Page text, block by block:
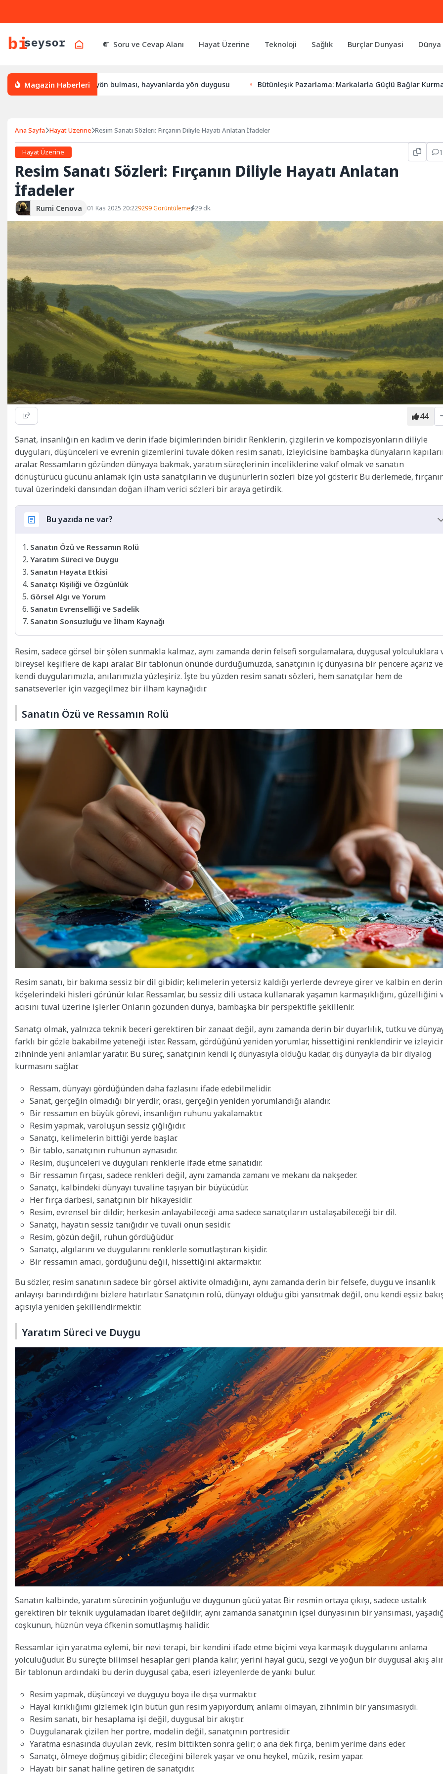
Soru ve Cevap Alanı Hayat Üzerine Teknoloji Sağlık Burçlar Dunyasi
Magazin Haberleri
bulur, leylek yön bulması, hayvanlarda yön duygusu Bütünleşik Pazarlama: Markalarla Güçlü Bağlar Kurmanın Anahtarı
Ana Sayfa Hayat Üzerine Resim Sanatı Sözleri: Fırçanın Diliyle Hayatı Anlatan İfadeler
Hayat Üzerine
Resim Sanatı Sözleri: Fırçanın Diliyle Hayatı Anlatan
İfadeler
Rumi Cenova 01 Kas 2025 20:229299 Görüntüleme 29 dk.
44
Sanat, insanlığın en kadim ve derin ifade biçimlerinden biridir. Renklerin, çizgilerin ve kompozisyonların diliyle
duyguları, düşünceleri ve evrenin gizemlerini tuvale döken resim sanatı, izleyicisine bambaşka dünyaların
aralar. Ressamların gözünden dünyaya bakmak, yaratım süreçlerinin inceliklerine vakıf olmak ve sanatın
dönüştürücü gücünü anlamak için usta sanatçıların ve düşünürlerin sözleri bize yol gösterir. Bu derlemede,
tuval üzerindeki dansından doğan ilham verici sözleri bir araya getirdik.
Bu yazıda ne var?
Sanatın Özü ve Ressamın Rolü
Yaratım Süreci ve Duygu
Sanatın Hayata Etkisi
Sanatçı Kişiliği ve Özgünlük
Görsel Algı ve Yorum
Sanatın Evrenselliği ve Sadelik
Sanatın Sonsuzluğu ve İlham Kaynağı
Resim, sadece görsel bir şölen sunmakla kalmaz, aynı zamanda derin felsefi sorgulamalara, duygusal yolculuklara
bireysel keşiflere de kapı aralar. Bir tablonun önünde durduğumuzda, sanatçının iç dünyasına bir pencere açarız ve
kendi duygularımızla, anılarımızla yüzleşiriz. İşte bu yüzden resim sanatı sözleri, hem sanatçılar hem de
sanatseverler için vazgeçilmez bir ilham kaynağıdır.
Sanatın Özü ve Ressamın Rolü
Resim sanatı, bir bakıma sessiz bir dil gibidir; kelimelerin yetersiz kaldığı yerlerde devreye girer ve kalbin en derin
köşelerindeki hisleri görünür kılar. Ressamlar, bu sessiz dili ustaca kullanarak yaşamın karmaşıklığını, güzelliğini
acısını tuval üzerine işlerler. Onların gözünden dünya, bambaşka bir perspektifle şekillenir.
Sanatçı olmak, yalnızca teknik beceri gerektiren bir zanaat değil, aynı zamanda derin bir duyarlılık, tutku ve
farklı bir gözle bakabilme yeteneği ister. Ressam, gördüğünü yeniden yorumlar, hissettiğini renklendirir ve
zihninde yeni anlamlar yaratır. Bu süreç, sanatçının kendi iç dünyasıyla olduğu kadar, dış dünyayla da bir diyalog
kurmasını sağlar.
Ressam, dünyayı gördüğünden daha fazlasını ifade edebilmelidir.
Sanat, gerçeğin olmadığı bir yerdir; orası, gerçeğin yeniden yorumlandığı alandır.
Bir ressamın en büyük görevi, insanlığın ruhunu yakalamaktır.
Resim yapmak, varoluşun sessiz çığlığıdır.
Sanatçı, kelimelerin bittiği yerde başlar.
Bir tablo, sanatçının ruhunun aynasıdır.
Resim, düşünceleri ve duyguları renklerle ifade etme sanatıdır.
Bir ressamın fırçası, sadece renkleri değil, aynı zamanda zamanı ve mekanı da nakşeder.
Sanatçı, kalbindeki dünyayı tuvaline taşıyan bir büyücüdür.
Her fırça darbesi, sanatçının bir hikayesidir.
Resim, evrensel bir dildir; herkesin anlayabileceği ama sadece sanatçıların ustalaşabileceği bir dil.
Sanatçı, hayatın sessiz tanığıdır ve tuvali onun sesidir.
Resim, gözün değil, ruhun gördüğüdür.
Sanatçı, algılarını ve duygularını renklerle somutlaştıran kişidir.
Bir ressamın amacı, gördüğünü değil, hissettiğini aktarmaktır.
Bu sözler, resim sanatının sadece bir görsel aktivite olmadığını, aynı zamanda derin bir felsefe, duygu ve insanlık
anlayışı barındırdığını bizlere hatırlatır. Sanatçının rolü, dünyayı olduğu gibi yansıtmak değil, onu kendi eşsiz
açısıyla yeniden şekillendirmektir.
Yaratım Süreci ve Duygu
Sanatın kalbinde, yaratım sürecinin yoğunluğu ve duygunun gücü yatar. Bir resmin ortaya çıkışı, sadece ustalık
gerektiren bir teknik uygulamadan ibaret değildir; aynı zamanda sanatçının içsel dünyasının bir yansıması,
coşkunun, hüznün veya öfkenin somutlaşmış halidir.
Ressamlar için yaratma eylemi, bir nevi terapi, bir kendini ifade etme biçimi veya karmaşık duygularını anlama
yolculuğudur. Bu süreçte bilimsel hesaplar geri planda kalır; yerini hayal gücü, sezgi ve yoğun bir duygusal akış
Bir tablonun ardındaki bu derin duygusal çaba, eseri izleyenlerde de yankı bulur.
Resim yapmak, düşünceyi ve duyguyu boya ile dışa vurmaktır.
Hayal kırıklığımı gizlemek için bütün gün resim yapıyordum; anlamı olmayan, zihnimin bir yansımasıydı.
Resim sanatı, bir hesaplama işi değil, duygusal bir akıştır.
Duygulanarak çizilen her portre, modelin değil, sanatçının portresidir.
Yaratma esnasında duyulan zevk, resim bittikten sonra gelir; o ana dek fırça, benim yerime dans eder.
Sanatçı, ölmeye doğmuş gibidir; öleceğini bilerek yaşar ve onu heykel, müzik, resim yapar.
Hayatı bir sanat haline getiren de sanatçıdır.